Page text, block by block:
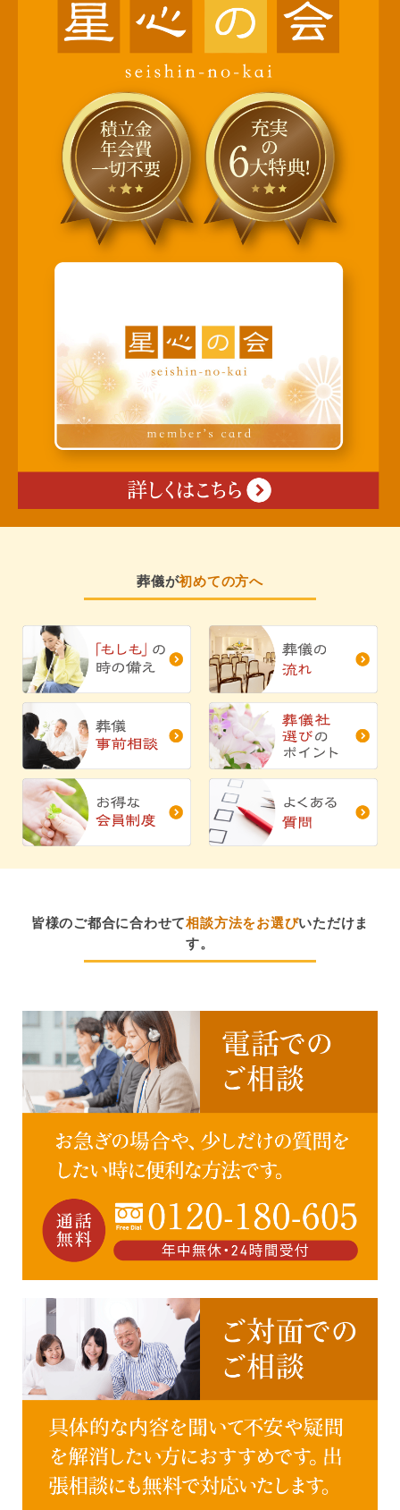
葬儀が初めての方へ
皆様のご都合に合わせて相談方法をお選びいただけま
す。